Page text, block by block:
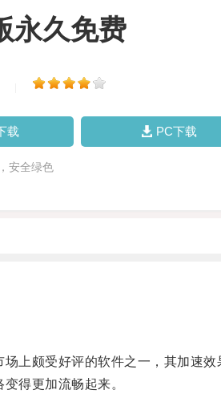
永久免费
载 PC下载
安全绿色
颇受好评的软件之一，其加速效
得更加流畅起来。